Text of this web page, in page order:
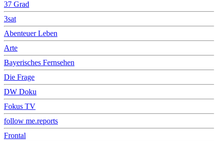
37 Grad
3sat
Abenteuer Leben
Arte
Bayerisches Fernsehen
Die Frage
DW Doku
Fokus TV
follow me.reports
Frontal